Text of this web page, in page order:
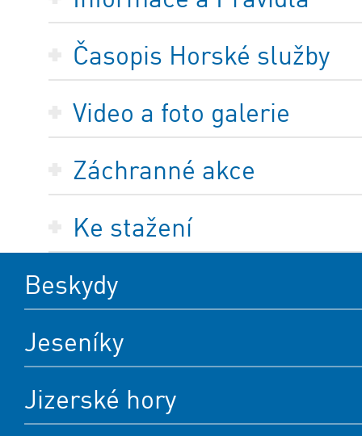
Časopis Horské služby
Video a foto galerie
Záchranné akce
Ke stažení
Beskydy
Jeseníky
Jizerské hory